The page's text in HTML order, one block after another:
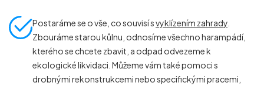
Postaráme se o vše, co souvisí svyklízením zahrady
Zbouráme starou kůlnu, odnosíme všechno harampádí,
kterého se chcete zbavit, a odpad odvezeme k
ekologické likvidaci. Můžeme vám také pomoci s
drobnými rekonstrukcemi nebo specifickými pracemi,